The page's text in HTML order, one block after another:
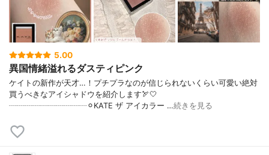
5.00
異国情緒溢れるダスティピンク
ケイトの新作が天才…！プチプラなのが信じられないくらい可愛い絶対
買うべきなアイシャドウを紹介します🏹🤍
┈┈┈┈┈┈┈┈┈┈⚪︎KATE ザ アイカラー …続きを見る